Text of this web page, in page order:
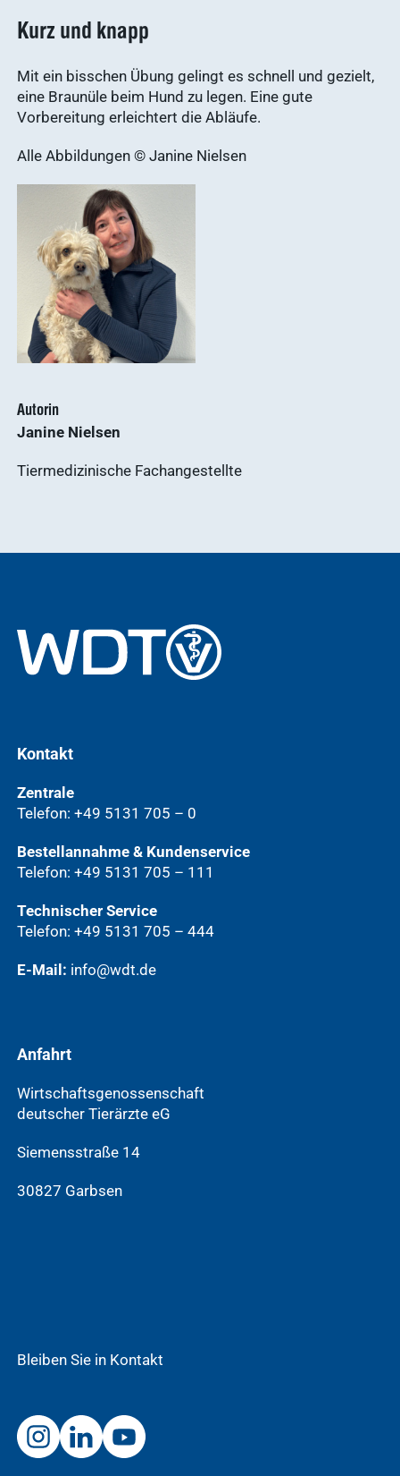
Kurz und knapp
Mit ein bisschen Übung gelingt es schnell und gezielt,
eine Braunüle beim Hund zu legen. Eine gute
Vorbereitung erleichtert die Abläufe.
Alle Abbildungen © Janine Nielsen
Autorin
Janine Nielsen
Tiermedizinische Fachangestellte
Kontakt
Zentrale
Telefon: +49 5131 705 – 0
Bestellannahme & Kundenservice
Telefon: +49 5131 705 – 111
Technischer Service
Telefon: +49 5131 705 – 444
E-Mail: info@wdt.de
Anfahrt
Wirtschaftsgenossenschaft
deutscher Tierärzte eG
Siemensstraße 14
30827 Garbsen
Bleiben Sie in Kontakt